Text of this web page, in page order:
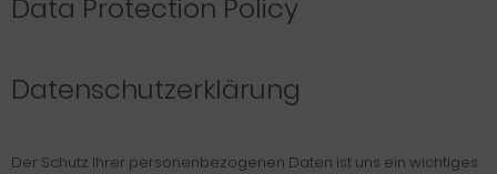
Data Protection Policy
Datenschutzerklärung
Der Schutz Ihrer personenbezogenen Daten ist uns ein wichtiges